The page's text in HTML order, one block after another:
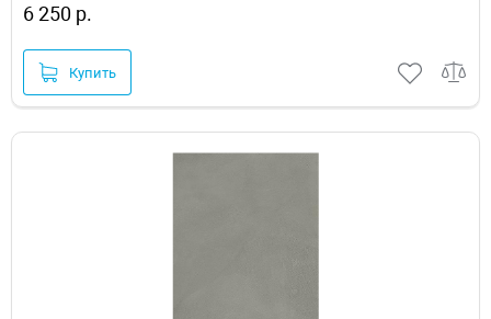
6 250 р.
Купить